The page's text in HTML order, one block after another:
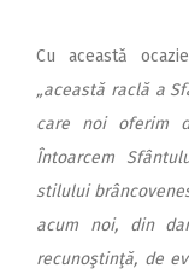
Cu această
„această raclă a
care noi oferim
Întoarcem
stilului
acum noi, din
recunoştinţă, de